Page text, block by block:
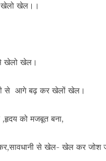
खेलो खेल।।
खेलो खेल।
से आगे बढ़ कर खेलों खेल।
को मजबूत बना,
कर,सावधानी से खेल- खेल कर